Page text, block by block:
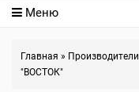
Меню
Главная » Производители
"ВОСТОК"